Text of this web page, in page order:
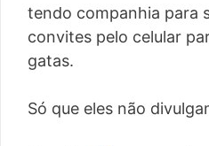
tendo companhia para
convites pelo celular
gatas.
Só que eles não